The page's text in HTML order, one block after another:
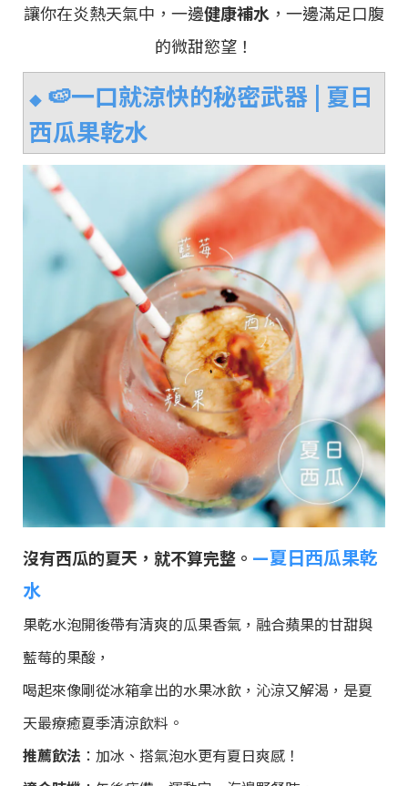
讓你在炎熱天氣中，一邊健康補水 ，一邊滿足口腹
的微甜慾望！
◆🍉一口就涼快的秘密武器 | 夏日
西瓜果乾水
沒有西瓜的夏天，就不算完整。 —夏日西瓜果乾
水
果乾水泡開後帶有清爽的瓜果香氣，融合蘋果的甘甜與
藍莓的果酸，
喝起來像剛從冰箱拿出的水果冰飲，沁涼又解渴，是夏
天最療癒夏季清涼飲料。
推薦飲法 ：加冰、搭氣泡水更有夏日爽感！